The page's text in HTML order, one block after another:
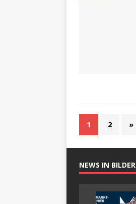
1 2 »
NEWS IN BILDER